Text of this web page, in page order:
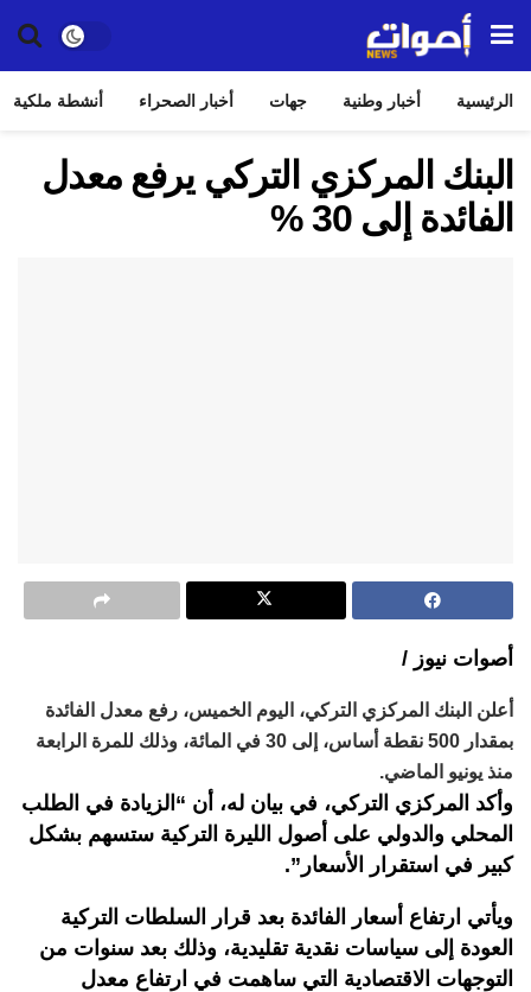
الرئيسية أخبار وطنية جهات أخبار الصحراء أنشطة ملكية
البنك المركزي التركي يرفع معدل
الفائدة إلى 30 %
أصوات نيوز /
أعلن البنك المركزي التركي، اليوم الخميس، رفع معدل الفائدة
بمقدار 500 نقطة أساس، إلى 30 في المائة، وذلك للمرة الرابعة
منذ يونيو الماضي.
وأكد المركزي التركي، في بيان له، أن “الزيادة في الطلب
المحلي والدولي على أصول الليرة التركية ستسهم بشكل
كبير في استقرار الأسعار”.
ويأتي ارتفاع أسعار الفائدة بعد قرار السلطات التركية
العودة إلى سياسات نقدية تقليدية، وذلك بعد سنوات من
التوجهات الاقتصادية التي ساهمت في ارتفاع معدل